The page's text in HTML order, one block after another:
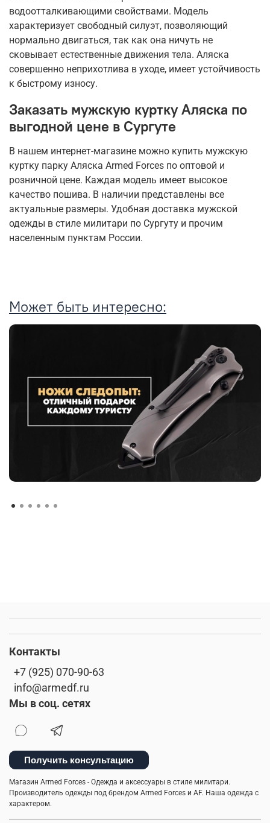
водоотталкивающими свойствами. Модель
характеризует свободный силуэт, позволяющий
нормально двигаться, так как она ничуть не
сковывает естественные движения тела. Аляска
совершенно неприхотлива в уходе, имеет устойчивость
к быстрому износу.
Заказать мужскую куртку Аляска по
выгодной цене в Сургуте
В нашем интернет-магазине можно купить мужскую
куртку парку Аляска Armed Forces по оптовой и
розничной цене. Каждая модель имеет высокое
качество пошива. В наличии представлены все
актуальные размеры. Удобная доставка мужской
одежды в стиле милитари по Сургуту и прочим
населенным пунктам России.
Может быть интересно:
Контакты
+7 (925) 070-90-63
info@armedf.ru
Мы в соц. сетях
Получить консультацию
Магазин Armed Forces - Одежда и аксессуары в стиле милитари.
Производитель одежды под брендом Armed Forces и AF. Наша одежда с
характером.